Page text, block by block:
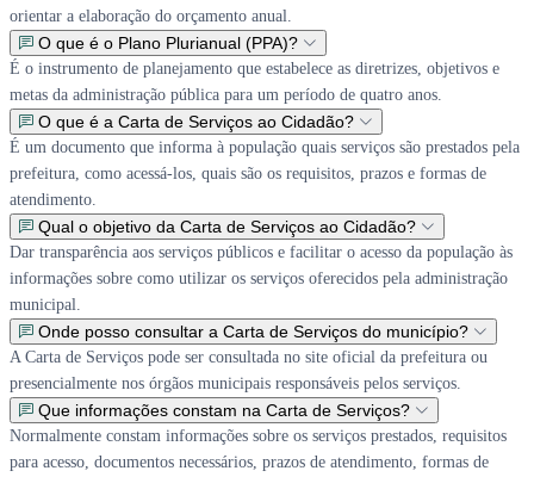
orientar a elaboração do orçamento anual.
O que é o Plano Plurianual (PPA)?
É o instrumento de planejamento que estabelece as diretrizes, objetivos e
metas da administração pública para um período de quatro anos.
O que é a Carta de Serviços ao Cidadão?
É um documento que informa à população quais serviços são prestados pela
prefeitura, como acessá-los, quais são os requisitos, prazos e formas de
atendimento.
Qual o objetivo da Carta de Serviços ao Cidadão?
Dar transparência aos serviços públicos e facilitar o acesso da população às
informações sobre como utilizar os serviços oferecidos pela administração
municipal.
Onde posso consultar a Carta de Serviços do município?
A Carta de Serviços pode ser consultada no site oficial da prefeitura ou
presencialmente nos órgãos municipais responsáveis pelos serviços.
Que informações constam na Carta de Serviços?
Normalmente constam informações sobre os serviços prestados, requisitos
para acesso, documentos necessários, prazos de atendimento, formas de